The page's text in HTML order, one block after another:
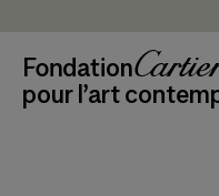
Navigation en-tête
pour l’art